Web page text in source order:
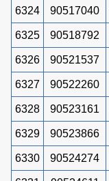
6324 90517040
6325 90518792
6326 90521537
6327 90522260
6328 90523161
6329 90523866
6330 90524274